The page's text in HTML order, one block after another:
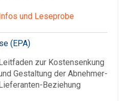
und Leseprobe
(EPA)
zur Kostensenkung
Gestaltung der Abnehmer-
Beziehung